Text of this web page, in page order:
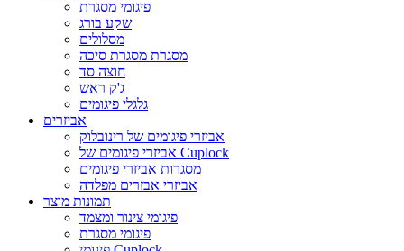
פיגומי מסגרת
שקע בורג
מסלולים
מסגרת מסגרת סיכה
חוצה סד
ג'ק ראש
גלגלי פיגומים
אביזרים
אביזרי פיגומים של רינובלוק
אביזרי פיגומים של Cuplock
מסגרות אביזרי פיגומים
אביזרי אבזרים מפלדה
תמונות מוצר
פיגומי צינור ומצמד
פיגומי מסגרת